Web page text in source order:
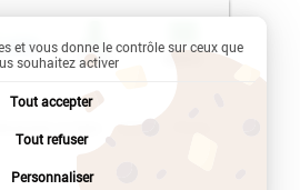
Profil Menu
Justice
et vous donne le contrôle sur ceux que
souhaitez activer
Tout accepter
Tout refuser
Personnaliser